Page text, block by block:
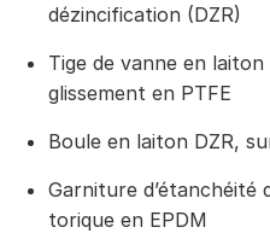
dézincification (DZR)
Tige de vanne en
glissement en PTFE
Boule en laiton DZR,
Garniture d’étanchéité
torique en EPDM